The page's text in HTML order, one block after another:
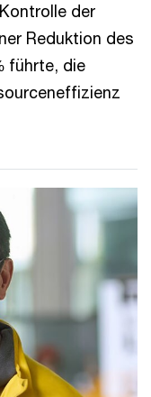
der
Reduktion des
führte, die